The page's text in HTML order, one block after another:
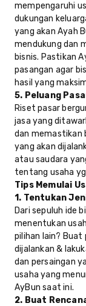
mempengaruhi
dukungan
yang akan Ayah
mendukung dan
bisnis. Pastikan
pasangan agar
hasil yang
5. Peluang
Riset pasar
jasa yang
dan memastikan
yang akan
atau saudara
tentang usaha
Tips Memulai
1. Tentukan
Dari sepuluh ide
menentukan
pilihan lain? Buat
dijalankan &
dan persaingan
usaha yang
AyBun saat ini.
2. Buat